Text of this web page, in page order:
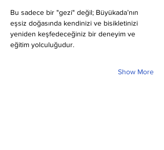
Bu sadece bir "gezi" değil; Büyükada’nın
eşsiz doğasında kendinizi ve bisikletinizi
yeniden keşfedeceğiniz bir deneyim ve
eğitim yolculuğudur.
Show More